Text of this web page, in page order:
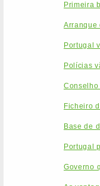
Primeira
Arranque
Portugal
Polícias
Ficheiro
Base de
Portugal
Governo